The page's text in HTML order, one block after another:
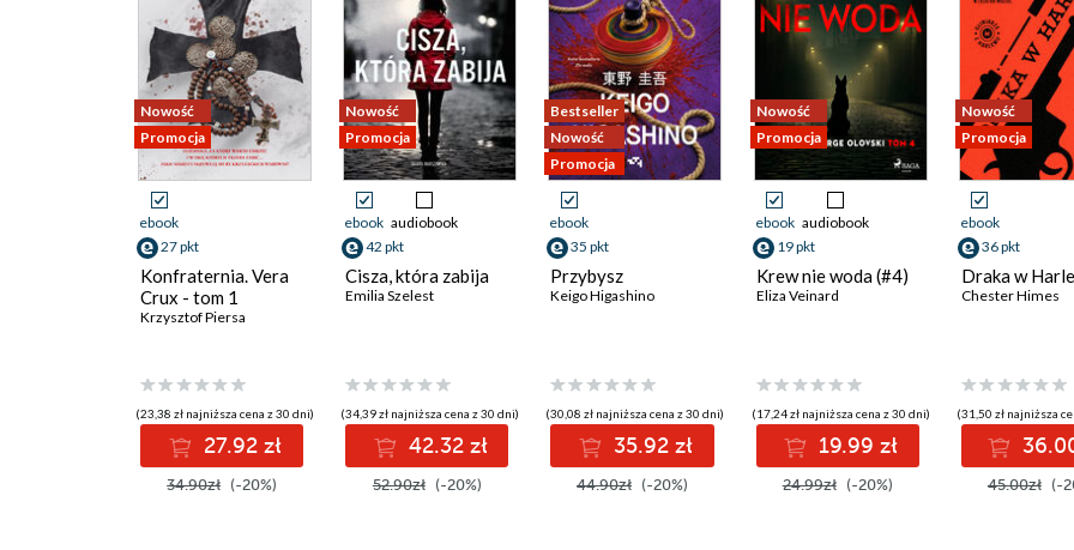
Nowość
Promocja
ebook
27 pkt
Konfraternia. Vera
Crux - tom 1
Krzysztof Piersa
(23,38 zł najniższa cena z 30 dni)
27.92 zł
34.90zł (-20%)
Nowość
Promocja
ebook audiobook
42 pkt
Cisza, która zabija
Emilia Szelest
(34,39 zł najniższa cena z 30 dni)
42.32 zł
52.90zł (-20%)
Bestseller
Nowość
Promocja
ebook
35 pkt
Przybysz
Keigo Higashino
(30,08 zł najniższa cena z 30 dni)
35.92 zł
44.90zł (-20%)
Nowość
Promocja
ebook audiobook
19 pkt
Krew nie woda (#4)
Eliza Veinard
(17,24 zł najniższa cena z 30 dni)
19.99 zł
24.99zł (-20%)
Nowość
Promocja
ebook
36 pkt
Draka w
Chester Himes
(31,50 zł najniższa
45.00zł (-